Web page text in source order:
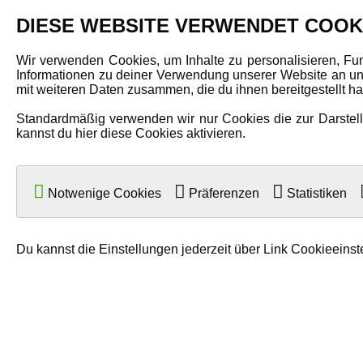
Helikopter Collective Pitch, Fixed Pitch
Multikopter in verschiedenen Ausführungen
Flugzeuge für alle Anforderungen
Spielzeug für Kinder
DIESE WEBSITE VERWENDET
Wir verwenden Cookies, um Inhalte zu personalisieren,
Informationen zu deiner Verwendung unserer Website an
mit weiteren Daten zusammen, die du ihnen bereitgestellt
Standardmäßig verwenden wir nur Cookies die zur
kannst du hier diese Cookies aktivieren.
Notwenige Cookies Präferenzen Statistiken
Du kannst die Einstellungen jederzeit über Link